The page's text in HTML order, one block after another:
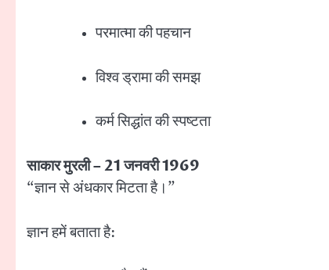
परमात्मा की पहचान
विश्व ड्रामा की समझ
कर्म सिद्धांत की स्पष्टता
साकार मुरली – 21 जनवरी 1969
“ज्ञान से अंधकार मिटता है।”
ज्ञान हमें बताता है: